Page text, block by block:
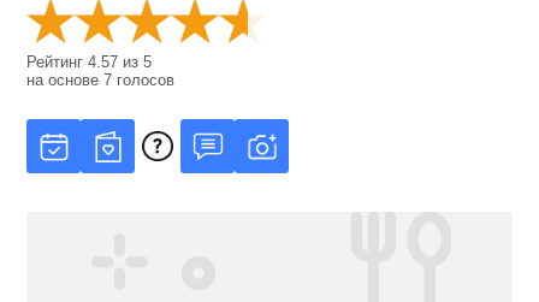
Рейтинг4.57 из5
на основе7 голосов